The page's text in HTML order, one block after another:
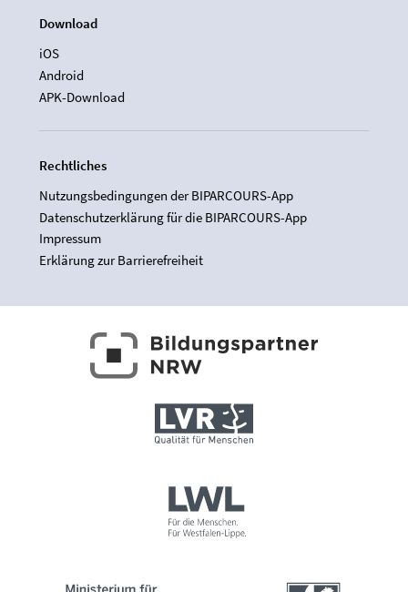
Download
iOS
Android
APK-Download
Rechtliches
Nutzungsbedingungen der BIPARCOURS-App
Datenschutzerklärung für die BIPARCOURS-App
Impressum
Erklärung zur Barrierefreiheit